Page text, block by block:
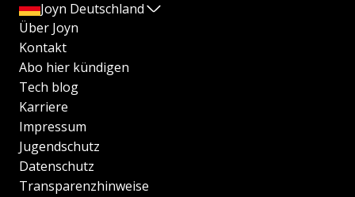
Joyn Deutschland
Über Joyn
Kontakt
Abo hier kündigen
Tech blog
Karriere
Impressum
Jugendschutz
Datenschutz
Transparenzhinweise